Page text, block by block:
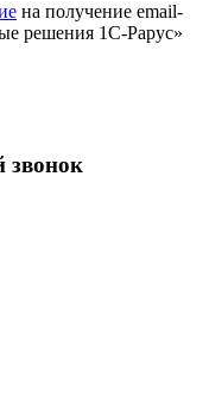
на получение email-
решения 1С-Рарус»
звонок